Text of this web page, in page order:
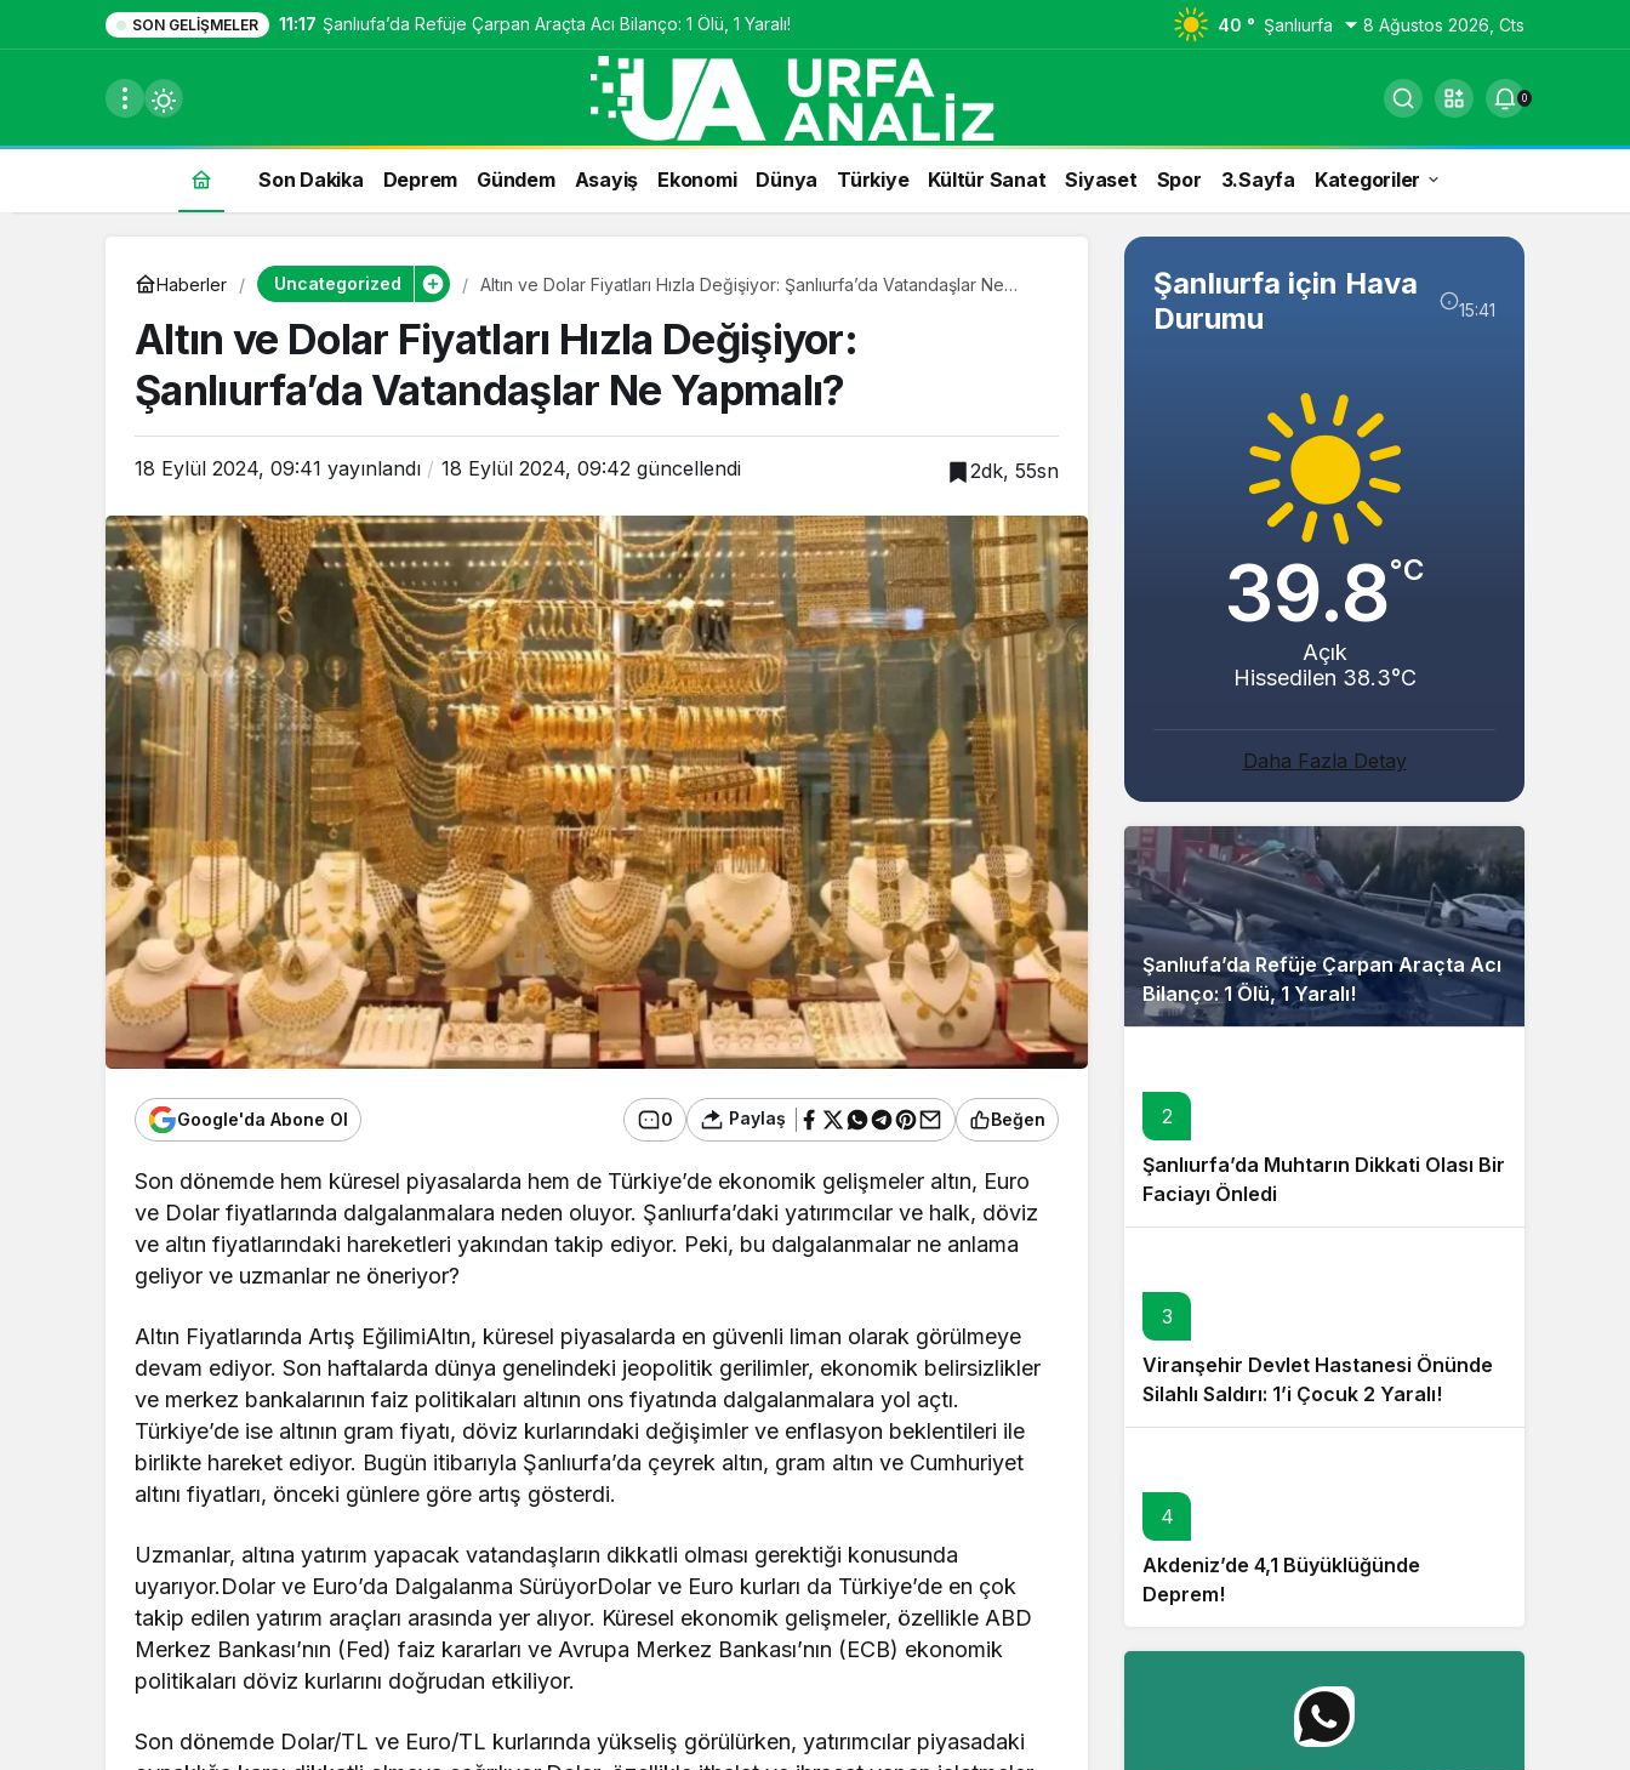
SON GELIŞMELER 11:17 Şanlıufa’da Refüje Çarpan Araçta Acı Bilanço: 1 Ölü, 1 Yaralı! 40 ° Şanlıurfa 8 Ağustos 2026, Cts
0
Son Dakika Deprem Gündem Asayiş Ekonomi Dünya Türkiye Kültür Sanat Siyaset Spor 3.Sayfa Kategoriler
Haberler Uncategorized
Altın ve Dolar Fiyatları Hızla Değişiyor: Şanlıurfa’da Vatandaşlar Ne
Altın ve Dolar Fiyatları Hızla Değişiyor:
Şanlıurfa’da Vatandaşlar Ne Yapmalı?
18 Eylül 2024, 09:41 yayınlandı 18 Eylül 2024, 09:42 güncellendi 2dk, 55sn
Google'da Abone Ol 0 Paylaş Beğen
Son dönemde hem küresel piyasalarda hem de Türkiye’de ekonomik gelişmeler altın, Euro
ve Dolar fiyatlarında dalgalanmalara neden oluyor. Şanlıurfa’daki yatırımcılar ve halk, döviz
ve altın fiyatlarındaki hareketleri yakından takip ediyor. Peki, bu dalgalanmalar ne anlama
geliyor ve uzmanlar ne öneriyor?
Altın Fiyatlarında Artış EğilimiAltın, küresel piyasalarda en güvenli liman olarak görülmeye
devam ediyor. Son haftalarda dünya genelindeki jeopolitik gerilimler, ekonomik belirsizlikler
ve merkez bankalarının faiz politikaları altının ons fiyatında dalgalanmalara yol açtı.
Türkiye’de ise altının gram fiyatı, döviz kurlarındaki değişimler ve enflasyon beklentileri ile
birlikte hareket ediyor. Bugün itibarıyla Şanlıurfa’da çeyrek altın, gram altın ve Cumhuriyet
altını fiyatları, önceki günlere göre artış gösterdi.
Uzmanlar, altına yatırım yapacak vatandaşların dikkatli olması gerektiği konusunda
uyarıyor.Dolar ve Euro’da Dalgalanma SürüyorDolar ve Euro kurları da Türkiye’de en çok
takip edilen yatırım araçları arasında yer alıyor. Küresel ekonomik gelişmeler, özellikle ABD
Merkez Bankası’nın (Fed) faiz kararları ve Avrupa Merkez Bankası’nın (ECB) ekonomik
politikaları döviz kurlarını doğrudan etkiliyor.
Son dönemde Dolar/TL ve Euro/TL kurlarında yükseliş görülürken, yatırımcılar piyasadaki
Şanlıurfa için Hava
Durumu
15:41
39.8°C
Açık
Hissedilen 38.3°C
Daha Fazla Detay
Şanlıufa’da Refüje Çarpan Araçta Acı
Bilanço: 1 Ölü, 1 Yaralı!
2
Şanlıurfa’da Muhtarın Dikkati Olası Bir
Faciayı Önledi
3
Viranşehir Devlet Hastanesi Önünde
Silahlı Saldırı: 1’i Çocuk 2 Yaralı!
4
Akdeniz’de 4,1 Büyüklüğünde
Deprem!